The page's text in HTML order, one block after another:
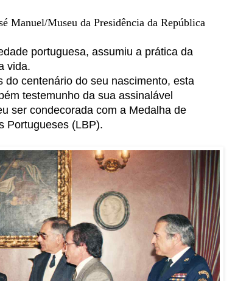
Manuel/Museu da Presidência da República
portuguesa, assumiu a prática da
vida.
centenário do seu nascimento, esta
testemunho da sua assinalável
ser condecorada com a Medalha de
Portugueses (LBP).